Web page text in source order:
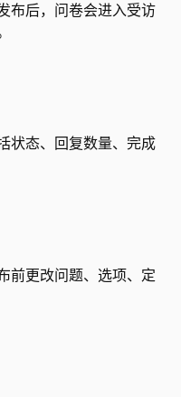
布后，问卷会进入受访
状态、回复数量、完成
前更改问题、选项、定